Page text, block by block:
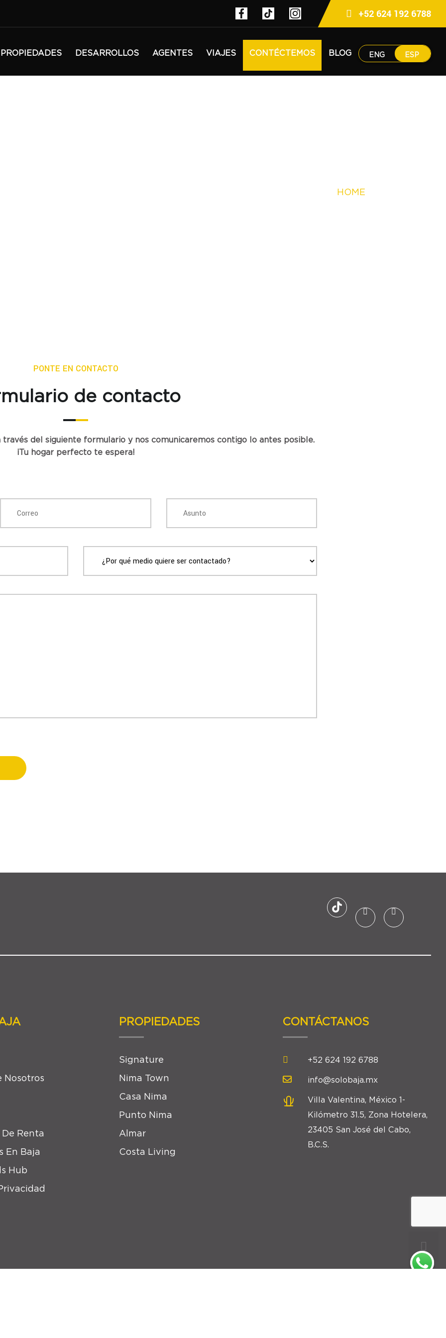
+52 624 192 6788
PROPIEDADES DESARROLLOS AGENTES VIAJES CONTÉCTEMOS BLOG ENG ESP
HOME
PONTE EN CONTACTO
de contacto
del siguiente formulario y nos comunicaremos contigo lo antes posible.
¡Tu hogar perfecto te espera!
Nosotros
Renta
En Baja
Hub
PROPIEDADES
Signature
Nima Town
Casa Nima
Punto Nima
Almar
Costa Living
CONTÁCTANOS
+52 624 192 6788
info@solobaja.mx
Villa Valentina, México 1-
Kilómetro 31.5, Zona Hotelera,
23405 San José del Cabo,
B.C.S.